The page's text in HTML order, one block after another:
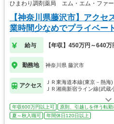
ひまわり調剤薬局 エム・エム・ファ
【神奈川県藤沢市】アク
業時間少なめでプライベー
給与 【年収】450万円～640万
勤務地 神奈川県 藤沢市
アクセス
ＪＲ東海道本線(東京－熱海
ＪＲ湘南新宿ライン線(武
年収600万円以上可 原則、引越しを伴う転勤
夏～秋入職可
年間休日120日以上